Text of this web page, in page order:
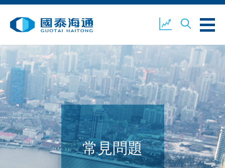
業務概覽 公司新聞
環境、社會及企業管治 國泰海通證券 聯絡我們
常見問題